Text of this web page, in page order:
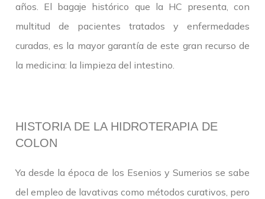
años. El bagaje histórico que la HC presenta, con
multitud de pacientes tratados y enfermedades
curadas, es la mayor garantía de este gran recurso de
la medicina: la limpieza del intestino.
HISTORIA DE LA HIDROTERAPIA DE
COLON
Ya desde la época de los Esenios y Sumerios se sabe
del empleo de lavativas como métodos curativos, pero